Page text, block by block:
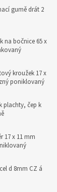
gumě drát 2
na bočnice 65 x
kroužek 17 x
poniklovaný
plachty, čep k
17 x 11 mm
d 8mm CZ á